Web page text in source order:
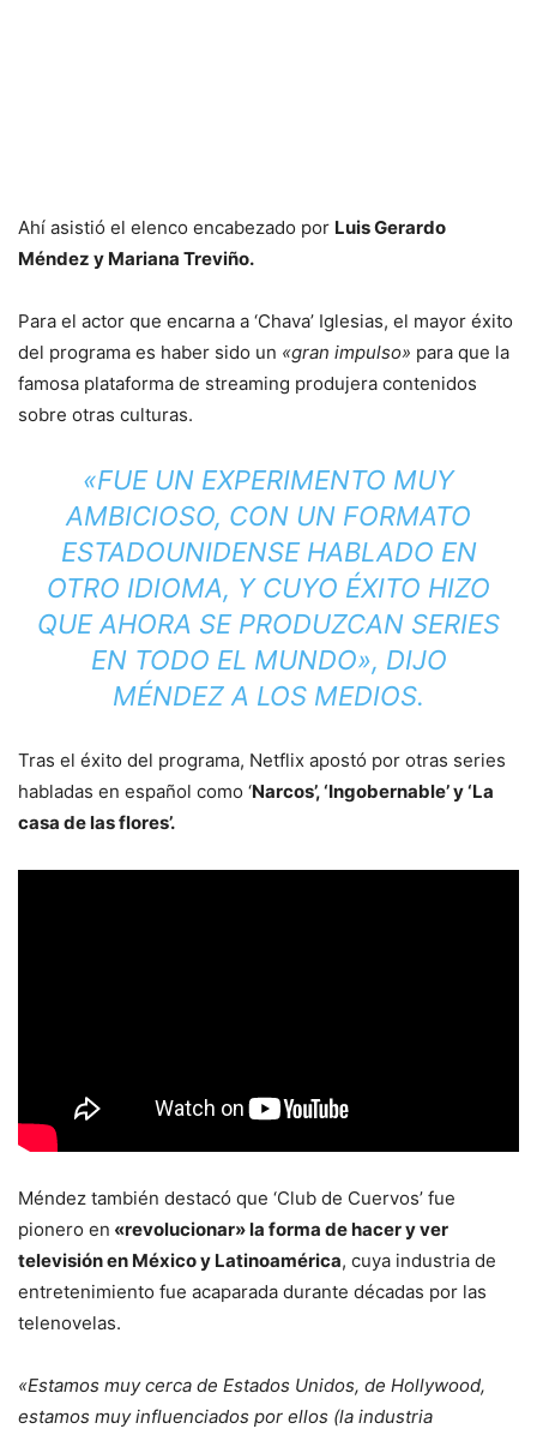
Ahí asistió el elenco encabezado por Luis Gerardo
Méndez y Mariana Treviño.
Para el actor que encarna a ‘Chava’ Iglesias, el mayor éxito
del programa es haber sido un «gran impulso» para que la
famosa plataforma de streaming produjera contenidos
sobre otras culturas.
«FUE UN EXPERIMENTO MUY
AMBICIOSO, CON UN FORMATO
ESTADOUNIDENSE HABLADO EN
OTRO IDIOMA, Y CUYO ÉXITO HIZO
QUE AHORA SE PRODUZCAN SERIES
EN TODO EL MUNDO», DIJO
MÉNDEZ A LOS MEDIOS.
Tras el éxito del programa, Netflix apostó por otras series
habladas en español como ‘Narcos’, ‘Ingobernable’ y ‘La
casa de las flores’.
Méndez también destacó que ‘Club de Cuervos’ fue
pionero en «revolucionar» la forma de hacer y ver
televisión en México y Latinoamérica, cuya industria de
entretenimiento fue acaparada durante décadas por las
telenovelas.
«Estamos muy cerca de Estados Unidos, de Hollywood,
estamos muy influenciados por ellos (la industria